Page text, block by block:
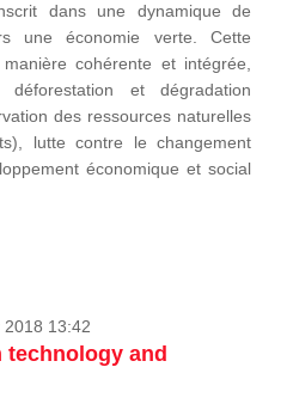
dans une dynamique de
une économie verte. Cette
cohérente et intégrée,
et dégradation
des ressources naturelles
lutte contre le changement
économique et social
13:42
and